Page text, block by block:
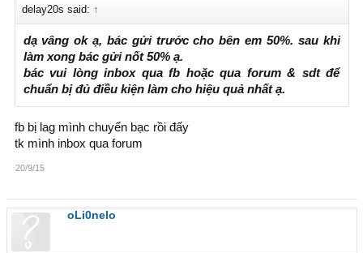
delay20s said: ↑
dạ vâng ok ạ, bác gửi trước cho bên em 50%. sau khi
làm xong bác gửi nốt 50% ạ.
bác vui lòng inbox qua fb hoặc qua forum & sdt để
chuẩn bị đủ điều kiện làm cho hiệu quả nhất ạ.
fb bị lag mình chuyển bạc rồi đấy
tk mình inbox qua forum
20/9/15
oLi0nelo